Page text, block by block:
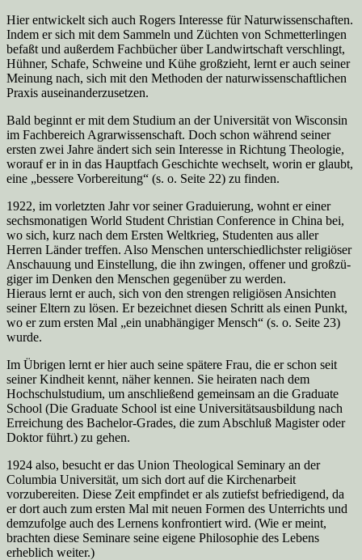
Hier entwickelt sich auch Rogers Interesse für Naturwissenschaften.
Indem er sich mit dem Sammeln und Züchten von Schmetterlingen
befaßt und au­ßerdem Fachbücher über Landwirtschaft verschlingt,
Hühner, Schafe, Schweine und Kü­he großzieht, lernt er auch seiner
Meinung nach, sich mit den Methoden der na­turwissenschaftlichen
Praxis auseinanderzusetzen.
Bald beginnt er mit dem Studium an der Universität von Wisconsin
im Fachbereich Agrarwissenschaft. Doch schon während seiner
ersten zwei Jahre ändert sich sein In­teresse in Richtung Theologie,
worauf er in in das Hauptfach Geschichte wech­selt, worin er glaubt,
eine „bessere Vorbereitung“ (s. o. Seite 22) zu finden.
1922, im vorletzten Jahr vor seiner Graduierung, wohnt er einer
sechsmonatigen World Student Christian Conference in China bei,
wo sich, kurz nach dem Ersten Weltkrieg, Studenten aus aller
Herren Länder treffen. Also Menschen unterschied­lichster religiöser
Anschauung und Einstellung, die ihn zwingen, offener und großzü­
giger im Denken den Menschen gegenüber zu werden.
Hieraus lernt er auch, sich von den strengen religiösen Ansichten
seiner Eltern zu lö­sen. Er bezeichnet diesen Schritt als einen Punkt,
wo er zum ersten Mal „ein unab­hängiger Mensch“ (s. o. Seite 23)
wurde.
Im Übrigen lernt er hier auch seine spätere Frau, die er schon seit
seiner Kindheit kennt, näher kennen. Sie heiraten nach dem
Hochschulstudium, um anschließend ge­meinsam an die Graduate
School (Die Graduate School ist eine Universitätsausbildung nach
Erreichung des Bachelor-Grades, die zum Abschluß Magister oder
Doktor führt.) zu gehen.
1924 also, besucht er das Union Theological Seminary an der
Columbia Universität, um sich dort auf die Kirchen­arbeit
vorzubereiten. Diese Zeit empfindet er als zutiefst befriedigend, da
er dort auch zum ersten Mal mit neuen Formen des Unterrichts und
demzufolge auch des Lernens konfrontiert wird. (Wie er meint,
brachten diese Semi­nare seine eigene Philosophie des Lebens
erheblich weiter.)